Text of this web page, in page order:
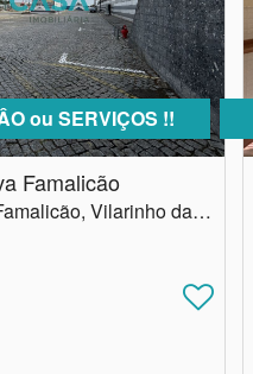
ou SERVIÇOS !!
Famalicão
Braga, Vila Nova de Famalicão, Vilarinho das Cambas